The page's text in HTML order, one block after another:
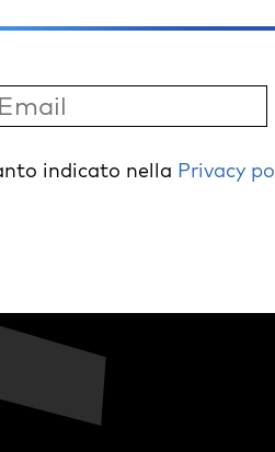
indicato nella Privacy